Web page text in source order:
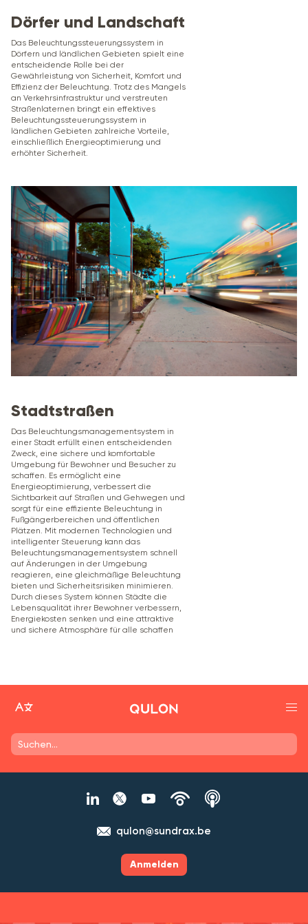
Dörfer und Landschaft
Das Beleuchtungssteuerungssystem in
Dörfern und ländlichen Gebieten spielt eine
entscheidende Rolle bei der
Gewährleistung von Sicherheit, Komfort und
Effizienz der Beleuchtung. Trotz des Mangels
an Verkehrsinfrastruktur und verstreuten
Straßenlaternen bringt ein effektives
Beleuchtungssteuerungssystem in
ländlichen Gebieten zahlreiche Vorteile,
einschließlich Energieoptimierung und
erhöhter Sicherheit.
Stadtstraßen
Das Beleuchtungsmanagementsystem in
einer Stadt erfüllt einen entscheidenden
Zweck, eine sichere und komfortable
Umgebung für Bewohner und Besucher zu
schaffen. Es ermöglicht eine
Energieoptimierung, verbessert die
Sichtbarkeit auf Straßen und Gehwegen und
sorgt für eine effiziente Beleuchtung in
Fußgängerbereichen und öffentlichen
Plätzen. Mit modernen Technologien und
intelligenter Steuerung kann das
Beleuchtungsmanagementsystem schnell
auf Änderungen in der Umgebung
reagieren, eine gleichmäßige Beleuchtung
bieten und Sicherheitsrisiken minimieren.
Durch dieses System können Städte die
Lebensqualität ihrer Bewohner verbessern,
Energiekosten senken und eine attraktive
und sichere Atmosphäre für alle schaffen
qulon@sundrax.be
Anmelden